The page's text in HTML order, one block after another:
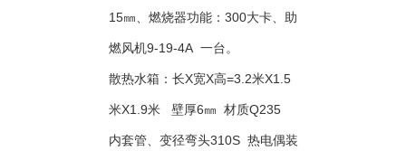
15㎜、燃烧器功能：300大卡、助
燃风机9-19-4A 一台。
散热水箱：长X宽X高=3.2米X1.5
米X1.9米 壁厚6㎜ 材质Q235
内套管、变径弯头310S 热电偶装